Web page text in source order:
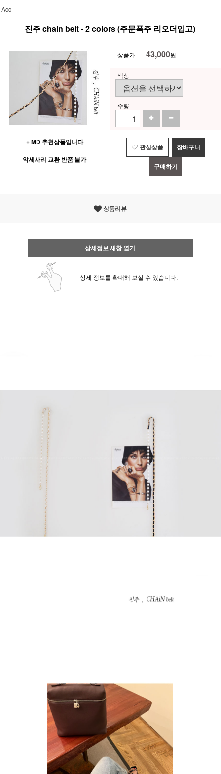
Acc
진주 chain belt - 2 colors (주문폭주 리오더입고)
+ MD 추천상품입니다
악세사리 교환 반품 불가
상품가 43,000원
색상
수량
관심상품 장바구니
구매하기
상품리뷰
상세정보 새창 열기
상세 정보를 확대해 보실 수 있습니다.